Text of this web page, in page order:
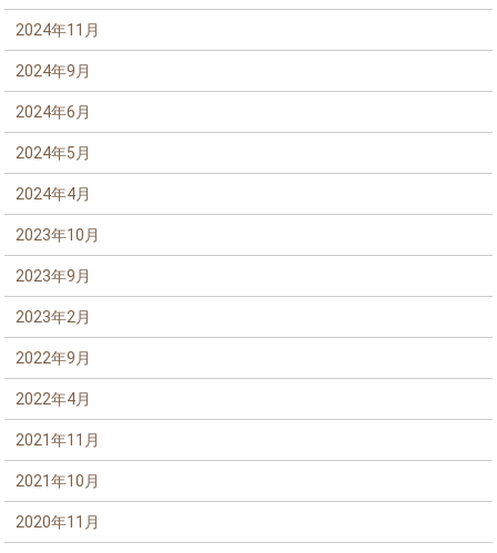
2024年11月
2024年9月
2024年6月
2024年5月
2024年4月
2023年10月
2023年9月
2023年2月
2022年9月
2022年4月
2021年11月
2021年10月
2020年11月